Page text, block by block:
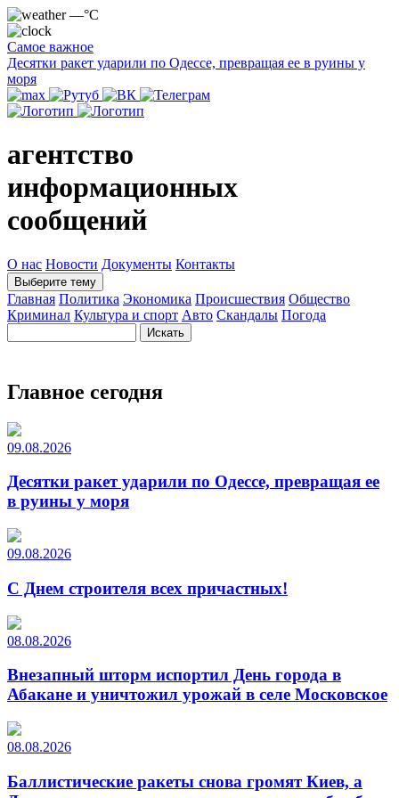
—°C
Самое важное
Десятки ракет ударили по Одессе, превращая ее в руины у
моря
агентство
информационных
сообщений
О нас Новости Документы Контакты
Выберите тему
Главная Политика Экономика Происшествия Общество
Криминал Культура и спорт Авто Скандалы Погода
Главное сегодня
09.08.2026
Десятки ракет ударили по Одессе, превращая ее
в руины у моря
09.08.2026
С Днем строителя всех причастных!
08.08.2026
Внезапный шторм испортил День города в
Абакане и уничтожил урожай в селе Московское
08.08.2026
Баллистические ракеты снова громят Киев, а